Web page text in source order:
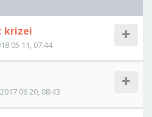
krizei
05 11, 07:44
06 20, 08:43